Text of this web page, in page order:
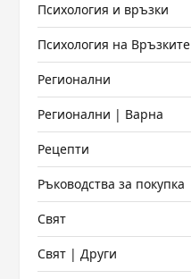
Психология и връзки
Психология на Връзките
Регионални
Регионални | Варна
Рецепти
Ръководства за покупка
Свят
Свят | Други